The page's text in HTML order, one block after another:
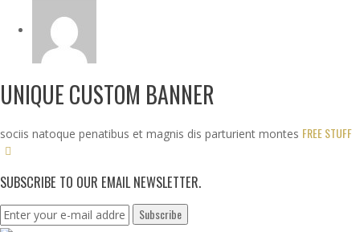
UNIQUE CUSTOM BANNER
sociis natoque penatibus et magnis dis parturient montes FREE STUFF
SUBSCRIBE TO OUR EMAIL NEWSLETTER.